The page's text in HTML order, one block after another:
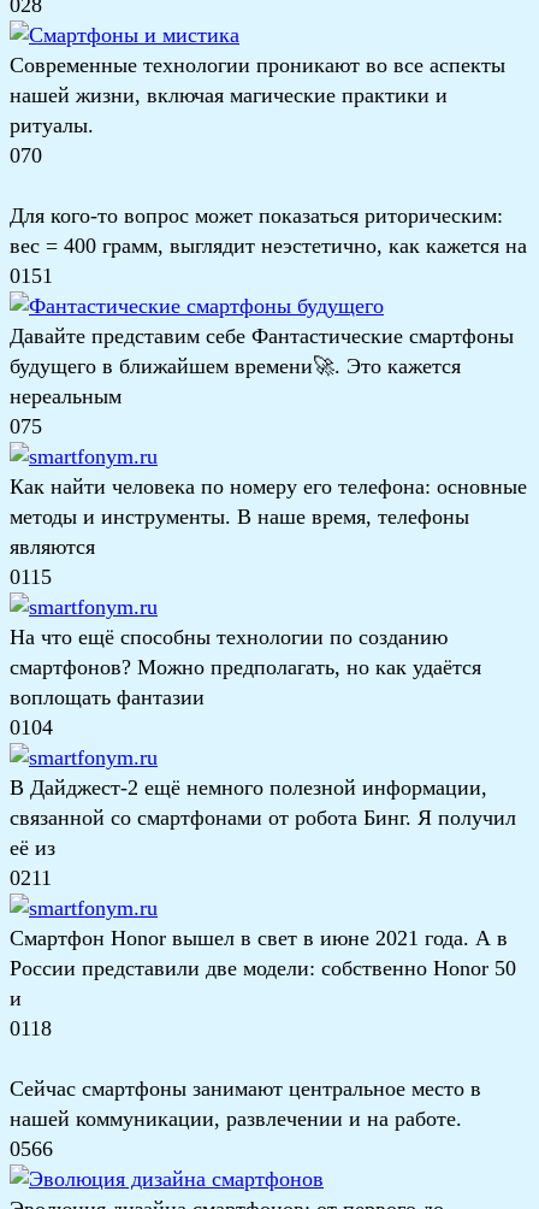
028
Современные технологии проникают во все аспекты
нашей жизни, включая магические практики и
ритуалы.
070
Для кого-то вопрос может показаться риторическим:
вес = 400 грамм, выглядит неэстетично, как кажется на
0151
Давайте представим себе Фантастические смартфоны
будущего в ближайшем времени🚀. Это кажется
нереальным
075
Как найти человека по номеру его телефона: основные
методы и инструменты. В наше время, телефоны
являются
0115
На что ещё способны технологии по созданию
смартфонов? Можно предполагать, но как удаётся
воплощать фантазии
0104
В Дайджест-2 ещё немного полезной информации,
связанной со смартфонами от робота Бинг. Я получил
её из
0211
Смартфон Honor вышел в свет в июне 2021 года. А в
России представили две модели: собственно Honor 50
и
0118
Сейчас смартфоны занимают центральное место в
нашей коммуникации, развлечении и на работе.
0566